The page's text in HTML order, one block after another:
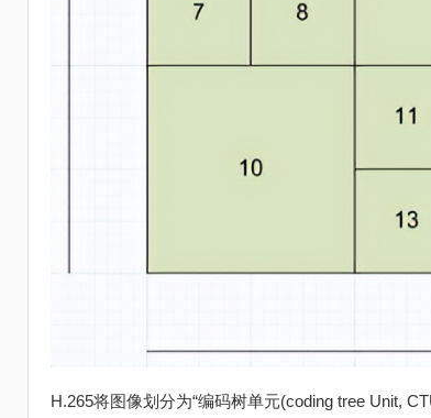
H.265将图像划分为“编码树单元(coding tree Unit,